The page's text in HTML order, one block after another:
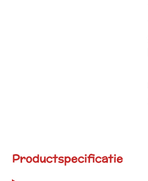
Productspecificatie